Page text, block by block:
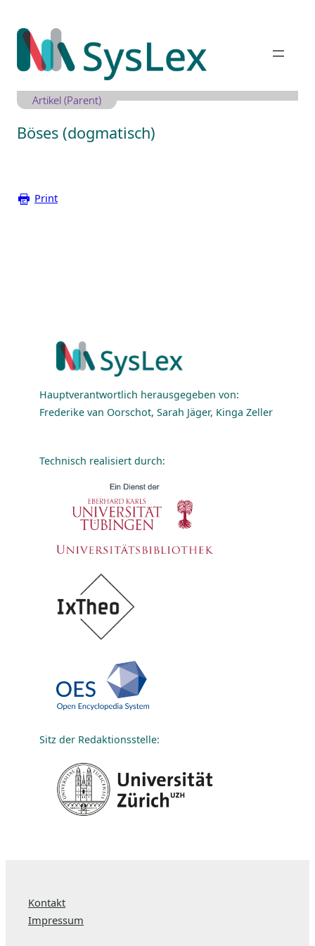
Inhalt
springen
Artikel (Parent)
Böses (dogmatisch)
Print
Hauptverantwortlich herausgegeben von:
Frederike van Oorschot, Sarah Jäger, Kinga Zeller
Technisch realisiert durch:
Sitz der Redaktionsstelle:
Kontakt
Impressum